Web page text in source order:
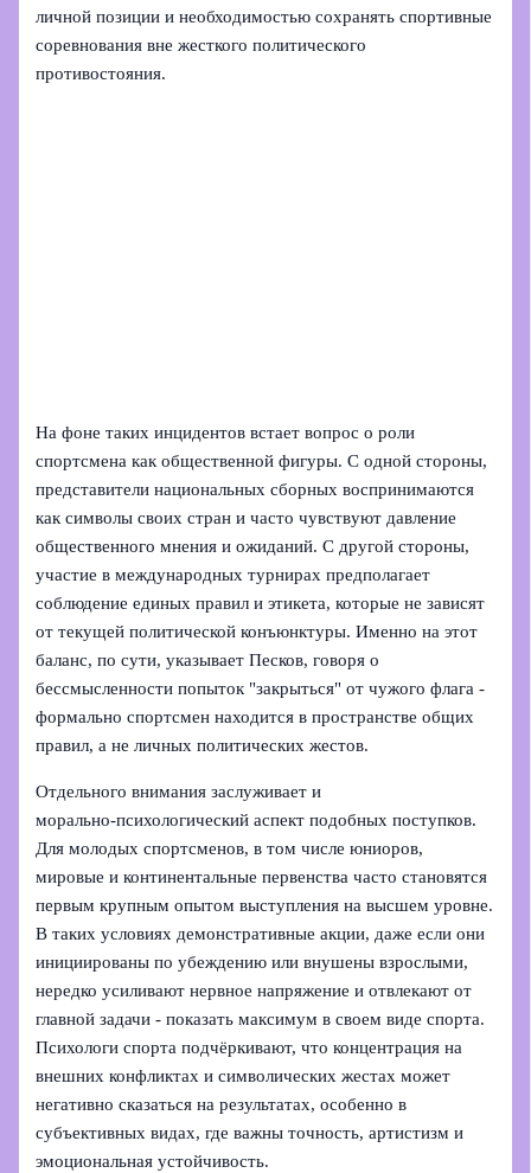
личной позиции и необходимостью сохранять спортивные
соревнования вне жесткого политического
противостояния.
На фоне таких инцидентов встает вопрос о роли
спортсмена как общественной фигуры. С одной стороны,
представители национальных сборных воспринимаются
как символы своих стран и часто чувствуют давление
общественного мнения и ожиданий. С другой стороны,
участие в международных турнирах предполагает
соблюдение единых правил и этикета, которые не зависят
от текущей политической конъюнктуры. Именно на этот
баланс, по сути, указывает Песков, говоря о
бессмысленности попыток "закрыться" от чужого флага -
формально спортсмен находится в пространстве общих
правил, а не личных политических жестов.
Отдельного внимания заслуживает и
морально‑психологический аспект подобных поступков.
Для молодых спортсменов, в том числе юниоров,
мировые и континентальные первенства часто становятся
первым крупным опытом выступления на высшем уровне.
В таких условиях демонстративные акции, даже если они
инициированы по убеждению или внушены взрослыми,
нередко усиливают нервное напряжение и отвлекают от
главной задачи - показать максимум в своем виде спорта.
Психологи спорта подчёркивают, что концентрация на
внешних конфликтах и символических жестах может
негативно сказаться на результатах, особенно в
субъективных видах, где важны точность, артистизм и
эмоциональная устойчивость.